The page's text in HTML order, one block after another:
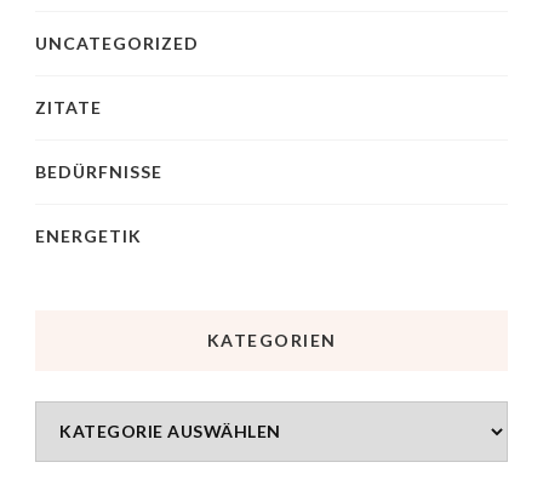
UNCATEGORIZED
ZITATE
BEDÜRFNISSE
ENERGETIK
KATEGORIEN